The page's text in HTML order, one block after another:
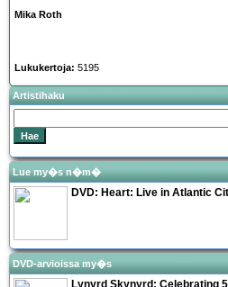
Mika Roth
Lukukertoja: 5195
Artistihaku
Lue my�s n�m�
DVD: Heart: Live in Atlantic
DVD-arvioissa my�s
Lynyrd Skynyrd: Celebrating